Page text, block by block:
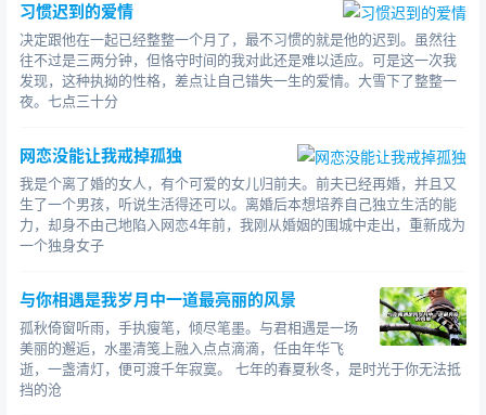
习惯迟到的爱情
决定跟他在一起已经整整一个月了，最不习惯的就是他的迟到。虽然往
往不过是三两分钟，但恪守时间的我对此还是难以适应。可是这一次我
发现，这种执拗的性格，差点让自己错失一生的爱情。大雪下了整整一
夜。七点三十分
网恋没能让我戒掉孤独
我是个离了婚的女人，有个可爱的女儿归前夫。前夫已经再婚，并且又
生了一个男孩，听说生活得还可以。离婚后本想培养自己独立生活的能
力，却身不由己地陷入网恋4年前，我刚从婚姻的围城中走出，重新成为
一个独身女子
与你相遇是我岁月中一道最亮丽的风景
孤秋倚窗听雨，手执瘦笔，倾尽笔墨。与君相遇是一场
美丽的邂逅，水墨清笺上融入点点滴滴，任由年华飞
逝，一盏清灯，便可渡千年寂寞。 七年的春夏秋冬，是时光于你无法抵
挡的沧